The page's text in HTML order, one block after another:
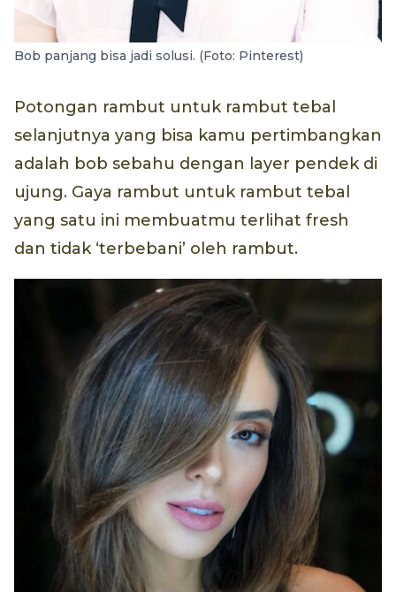
Bob panjang bisa jadi solusi. (Foto: Pinterest)
Potongan rambut untuk rambut tebal
selanjutnya yang bisa kamu pertimbangkan
adalah bob sebahu dengan layer pendek di
ujung. Gaya rambut untuk rambut tebal
yang satu ini membuatmu terlihat fresh
dan tidak ‘terbebani’ oleh rambut.